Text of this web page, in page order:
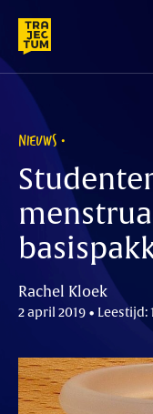
content
NIEUWS
Rachel Kloek
2 april 2019 • Leestijd: